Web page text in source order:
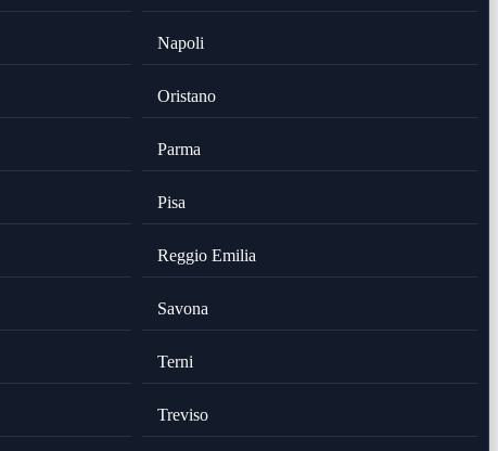
Napoli
Oristano
Parma
Pisa
Reggio Emilia
Savona
Terni
Treviso